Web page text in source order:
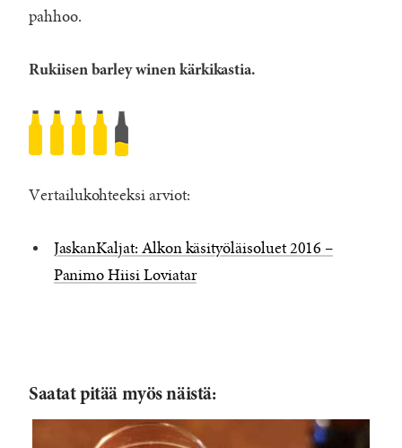
pahhoo.
Rukiisen barley winen kärkikastia.
Panimo
Hiisi
Rye
Rated
/5
reviews
Vertailukohteeksi arviot:
JaskanKaljat: Alkon käsityöläisoluet 2016 –
Panimo Hiisi Loviatar
Saatat pitää myös näistä: